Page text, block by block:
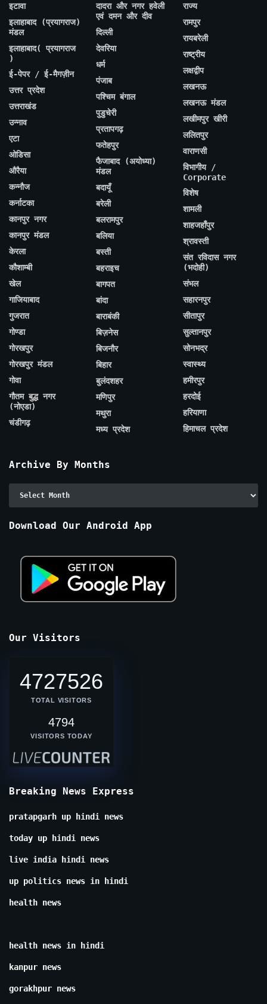
इटावा
इलाहाबाद (प्रयागराज)
मंडल
इलाहाबाद( प्रयागराज
)
ई-पेपर / ई-मैगज़ीन
उत्तर प्रदेश
उत्तराखंड
उन्नाव
एटा
ओडिसा
औरैया
कन्नौज
कर्नाटका
कानपुर नगर
कानपुर मंडल
केरला
कौशाम्बी
खेल
गाजियाबाद
गुजरात
गोण्डा
गोरखपुर
गोरखपुर मंडल
गोवा
गौतम बुद्ध नगर
(नोएडा)
चंडीगढ़
दादरा और नगर हवेली
एवं दमन और दीव
दिल्ली
देवरिया
धर्म
पंजाब
पश्चिम बंगाल
पुडुचेरी
प्रतापगढ़
फतेहपुर
फैजाबाद (अयोध्या)
मंडल
बदायूँ
बरेली
बलरामपुर
बलिया
बस्ती
बहराइच
बागपत
बांदा
बाराबंकी
बिज़नेस
बिजनौर
बिहार
बुलंदशहर
मणिपुर
मथुरा
मध्य प्रदेश
राज्य
रामपुर
रायबरेली
राष्ट्रीय
लक्षद्वीप
लखनऊ
लखनऊ मंडल
लखीमपुर खीरी
ललितपुर
वाराणसी
विभागीय /
Corporate
विशेष
शामली
शाहजहाँपुर
श्रावस्ती
संत रविदास नगर
(भदोही)
संभल
सहारनपुर
सीतापुर
सुल्तानपुर
सोनभद्र
स्वास्थ्य
हमीरपुर
हरदोई
हरियाणा
हिमाचल प्रदेश
Archive By Months
Download Our Android App
Our Visitors
4727526
TOTAL VISITORS
4794
VISITORS TODAY
Breaking News Express
pratapgarh up hindi news
today up hindi news
live india hindi news
up politics news in hindi
health news
health news in hindi
kanpur news
gorakhpur news